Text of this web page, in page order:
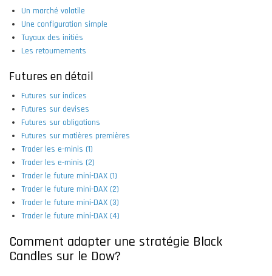
Un marché volatile
Une configuration simple
Tuyaux des initiés
Les retournements
Futures en détail
Futures sur indices
Futures sur devises
Futures sur obligations
Futures sur matières premières
Trader les e-minis (1)
Trader les e-minis (2)
Trader le future mini-DAX (1)
Trader le future mini-DAX (2)
Trader le future mini-DAX (3)
Trader le future mini-DAX (4)
Comment adapter une stratégie Black
Candles sur le Dow?